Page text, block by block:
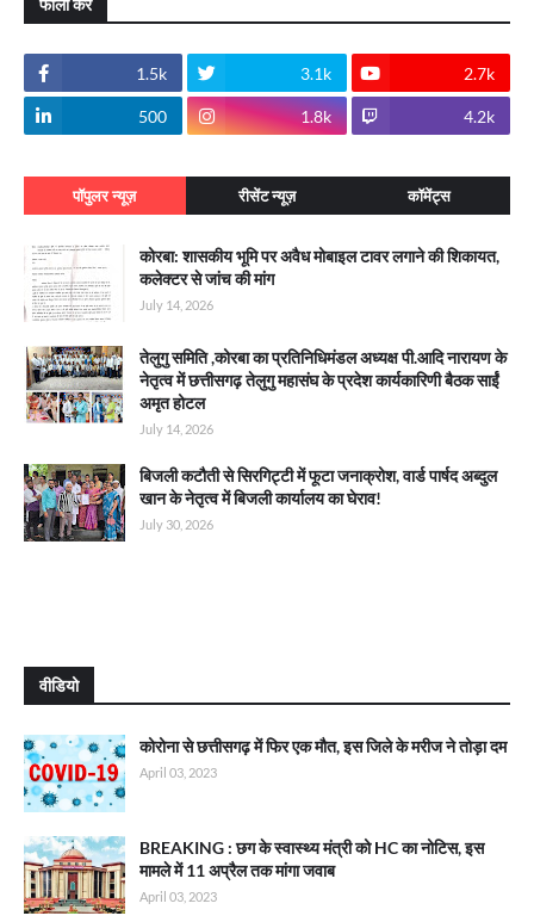
फॉलो करे
1.5k 3.1k 2.7k
500 1.8k 4.2k
पॉपुलर न्यूज़ रीसेंट न्यूज़ कॉमेंट्स
कोरबा: शासकीय भूमि पर अवैध मोबाइल टावर लगाने की शिकायत,
कलेक्टर से जांच की मांग
July 14, 2026
तेलुगु समिति ,कोरबा का प्रतिनिधिमंडल अध्यक्ष पी.आदि नारायण के
नेतृत्व में छत्तीसगढ़ तेलुगु महासंघ के प्रदेश कार्यकारिणी बैठक साईं
अमृत होटल
July 14, 2026
बिजली कटौती से सिरगिट्टी में फूटा जनाक्रोश, वार्ड पार्षद अब्दुल
खान के नेतृत्व में बिजली कार्यालय का घेराव!
July 30, 2026
वीडियो
कोरोना से छत्तीसगढ़ में फिर एक मौत, इस जिले के मरीज ने तोड़ा दम
April 03, 2023
BREAKING : छग के स्वास्थ्य मंत्री को HC का नोटिस, इस
मामले में 11 अप्रैल तक मांगा जवाब
April 03, 2023